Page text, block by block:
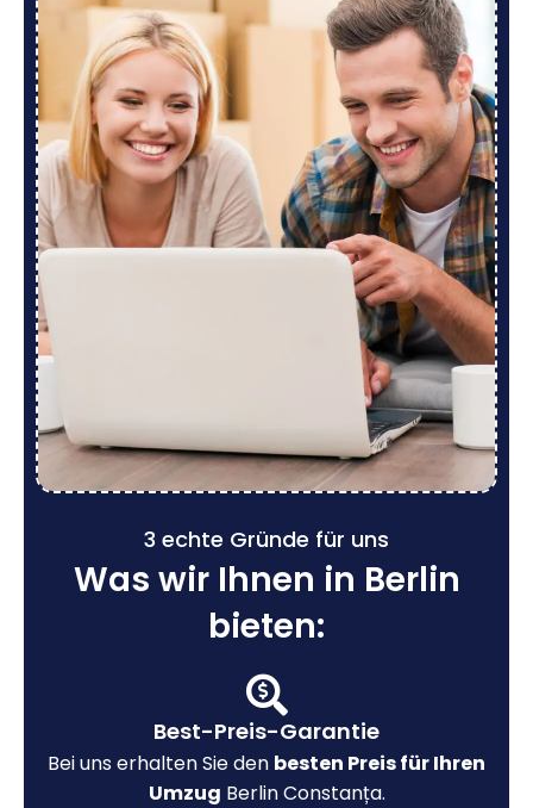
3 echte Gründe für uns
Was wir Ihnen in Berlin
bieten:
Best-Preis-Garantie
Bei uns erhalten Sie den besten Preis für Ihren
Umzug Berlin Constanța.